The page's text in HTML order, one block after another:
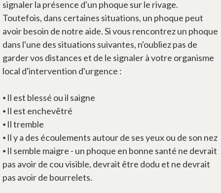
signaler la présence d'un phoque sur le rivage.
Toutefois, dans certaines situations, un phoque peut
avoir besoin de notre aide. Si vous rencontrez un phoque
dans l'une des situations suivantes, n'oubliez pas de
garder vos distances et de le signaler à votre organisme
local d'intervention d'urgence :
⦁ Il est blessé ou il saigne
⦁ Il est enchevêtré
⦁ Il tremble
⦁ Il y a des écoulements autour de ses yeux ou de son nez
⦁ Il semble maigre - un phoque en bonne santé ne devrait
pas avoir de cou visible, devrait être dodu et ne devrait
pas avoir de bourrelets.